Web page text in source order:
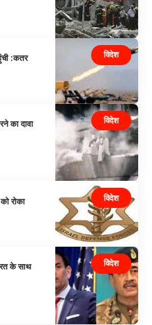
विदेश
:कतर
विदेश
का दावा
विदेश
रोका
विदेश
के साथ